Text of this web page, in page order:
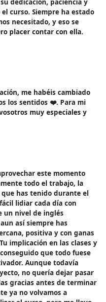
de sesiones de enseñanza
de sesiones de enseñanza
general
y elementos para la
de habilidades para la
B - Didáctica de la
la seguridad vial
de los objetivos del
de las estrategias
los modelos
de los recursos
proceso formativo
del proceso formativo de la
B - Primeros auxilios